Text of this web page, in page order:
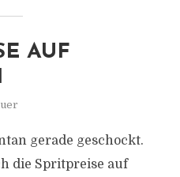
AUF
gerade geschockt.
die Spritpreise auf